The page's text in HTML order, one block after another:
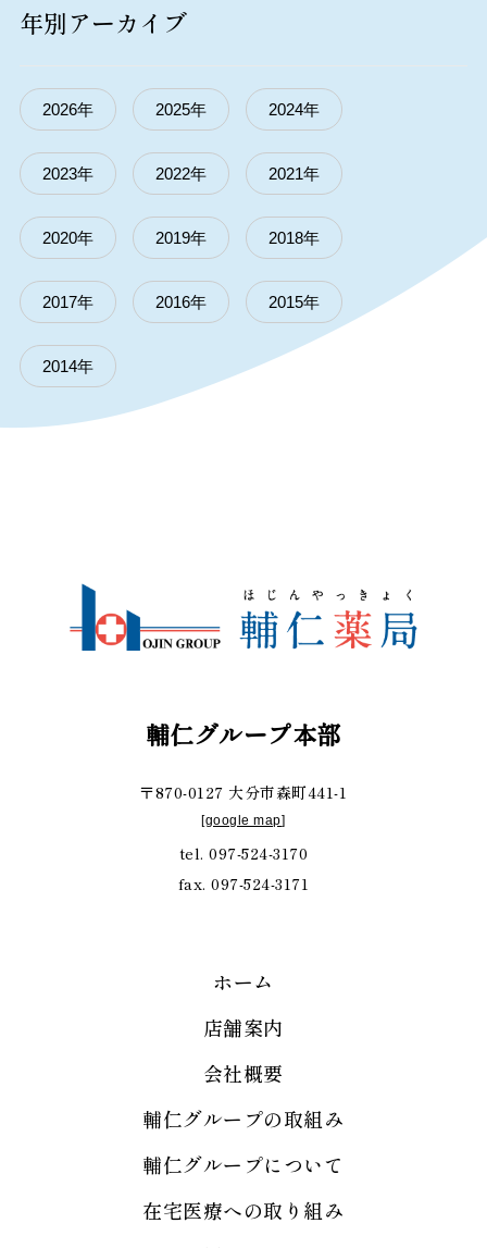
年別アーカイブ
2026年 2025年 2024年
2023年 2022年 2021年
2020年 2019年 2018年
2017年 2016年 2015年
2014年
輔仁グループ本部
〒870-0127 大分市森町441-1
[google map]
tel. 097-524-3170
fax. 097-524-3171
ホーム
店舗案内
会社概要
輔仁グループの取組み
輔仁グループについて
在宅医療への取り組み